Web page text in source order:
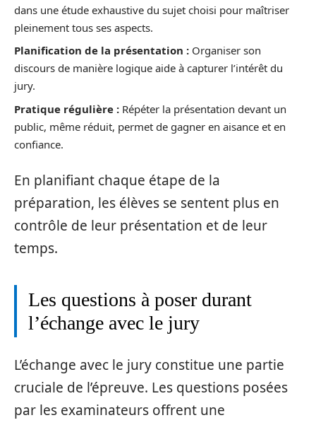
dans une étude exhaustive du sujet choisi pour maîtriser
pleinement tous ses aspects.
Planification de la présentation : Organiser son
discours de manière logique aide à capturer l’intérêt du
jury.
Pratique régulière : Répéter la présentation devant un
public, même réduit, permet de gagner en aisance et en
confiance.
En planifiant chaque étape de la
préparation, les élèves se sentent plus en
contrôle de leur présentation et de leur
temps.
Les questions à poser durant
l’échange avec le jury
L’échange avec le jury constitue une partie
cruciale de l’épreuve. Les questions posées
par les examinateurs offrent une